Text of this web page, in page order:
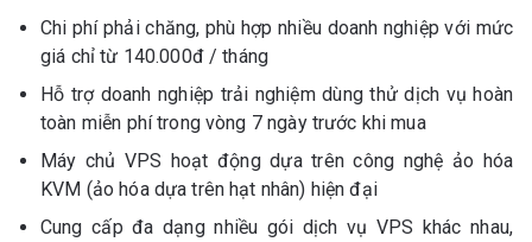
Chi phí phải chăng, phù hợp nhiều doanh nghiệp với mức
giá chỉ từ 140.000đ / tháng
Hỗ trợ doanh nghiệp trải nghiệm dùng thử dịch vụ hoàn
toàn miễn phí trong vòng 7 ngày trước khi mua
Máy chủ VPS hoạt động dựa trên công nghệ ảo hóa
KVM (ảo hóa dựa trên hạt nhân) hiện đại
Cung cấp đa dạng nhiều gói dịch vụ VPS khác nhau,